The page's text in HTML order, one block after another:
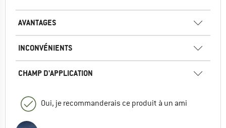
AVANTAGES
INCONVÉNIENTS
CHAMP D'APPLICATION
Oui, je recommanderais ce produit à un ami